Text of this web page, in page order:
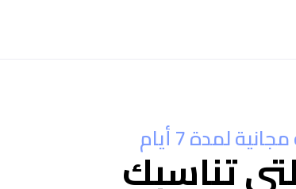
لمدة 7 أيام
تناسبك